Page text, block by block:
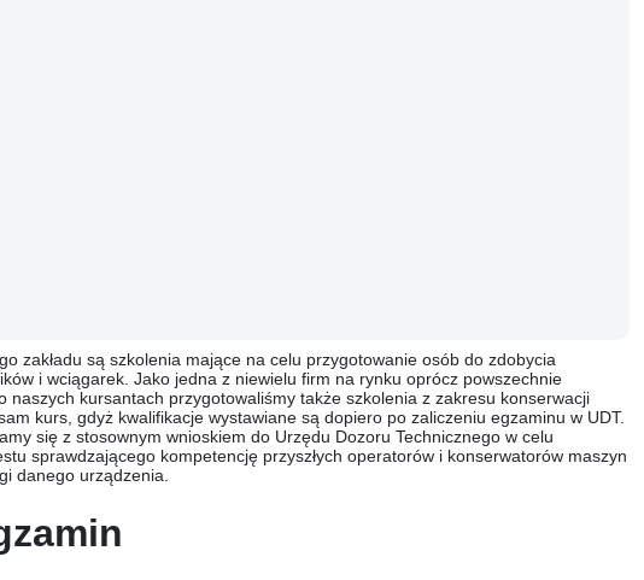
zakładu są szkolenia mające na celu przygotowanie osób do zdobycia
i wciągarek. Jako jedna z niewielu firm na rynku oprócz powszechnie
kursantach przygotowaliśmy także szkolenia z zakresu konserwacji
kurs, gdyż kwalifikacje wystawiane są dopiero po zaliczeniu egzaminu w UDT.
się z stosownym wnioskiem do Urzędu Dozoru Technicznego w celu
sprawdzającego kompetencję przyszłych operatorów i konserwatorów maszyn
danego urządzenia.